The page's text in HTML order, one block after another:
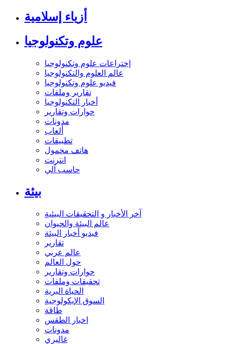
أزياء إسلامية
علوم وتكنولوجيا
إختراعات علوم وتكنولوجيا
عالم العلوم والتكنولوجيا
فيديو علوم وتكنولوجيا
تقارير وملفات
أخبار التكنولوجيا
حوارات وتقارير
مدونات
ألعاب
تطبيقات
هاتف محمول
انترنت
حاسب آلي
بيئة
آخر الأخبار و التحقيقات البيئية
عالم البيئة والحيوان
فيديو أخبار البيئة
تقارير
عالم عربي
حول العالم
حوارات وتقارير
تحقيقات وملفات
الحياة البرية
السوق الإيكولوجية
طاقة
اخبار الطقس
مدونات
غاليري